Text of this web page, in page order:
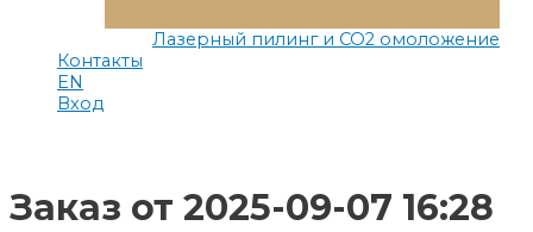
Меню
Лазерный пилинг и СО2 омоложение
Контакты
EN
Вход
Заказ от 2025-09-07 16:28